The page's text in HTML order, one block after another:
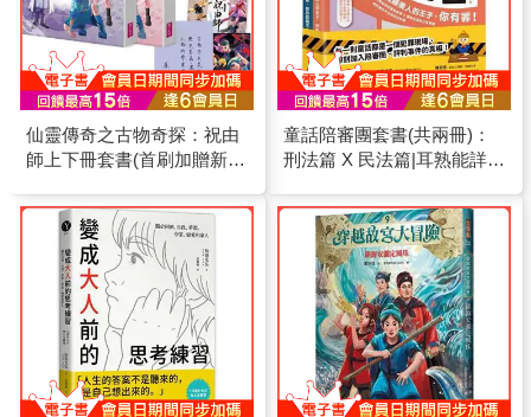
仙靈傳奇之古物奇探：祝由
師上下冊套書(首刷加贈新系
列雙面海報＋上冊作者印簽
童話陪審團套書(共兩冊)：
刑法篇 X 民法篇|耳熟能詳的
童話故事 X 連結生活的公民